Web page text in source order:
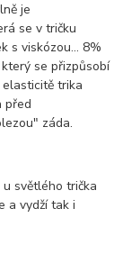
je
se v tričku
s viskózou... 8%
se přizpůsobí
trika
před
záda.
světlého trička
a vydží tak i